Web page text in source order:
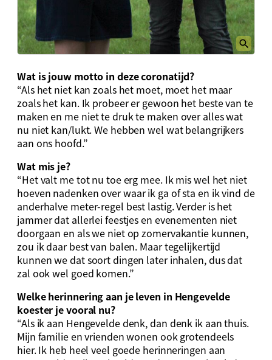
Wat is jouw motto in deze coronatijd?
“Als het niet kan zoals het moet, moet het maar
zoals het kan. Ik probeer er gewoon het beste van te
maken en me niet te druk te maken over alles wat
nu niet kan/lukt. We hebben wel wat belangrijkers
aan ons hoofd.”
Wat mis je?
“Het valt me tot nu toe erg mee. Ik mis wel het niet
hoeven nadenken over waar ik ga of sta en ik vind de
anderhalve meter-regel best lastig. Verder is het
jammer dat allerlei feestjes en evenementen niet
doorgaan en als we niet op zomervakantie kunnen,
zou ik daar best van balen. Maar tegelijkertijd
kunnen we dat soort dingen later inhalen, dus dat
zal ook wel goed komen.”
Welke herinnering aan je leven in Hengevelde
koester je vooral nu?
“Als ik aan Hengevelde denk, dan denk ik aan thuis.
Mijn familie en vrienden wonen ook grotendeels
hier. Ik heb heel veel goede herinneringen aan